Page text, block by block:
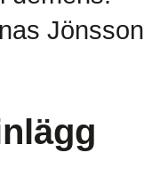
Jönsson